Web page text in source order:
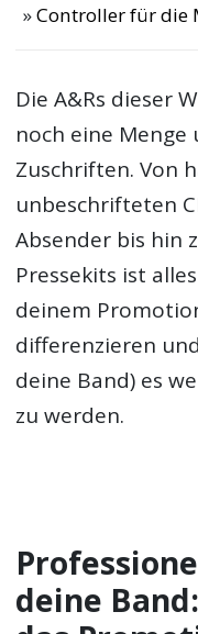
Controller für die
Die A&Rs dieser
noch eine
Zuschriften. Von
unbeschrifteten
Absender bis hin
Pressekits ist
deinem
differenzieren
deine Band) es
zu werden.
deine